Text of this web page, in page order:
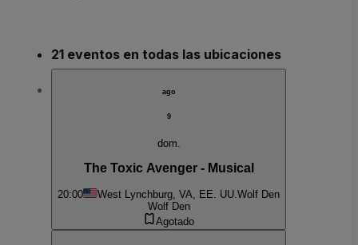
21 eventos en todas las ubicaciones
ago
9
dom.
The Toxic Avenger - Musical
20:00 West Lynchburg, VA, EE. UU. Wolf Den
Wolf Den
Agotado